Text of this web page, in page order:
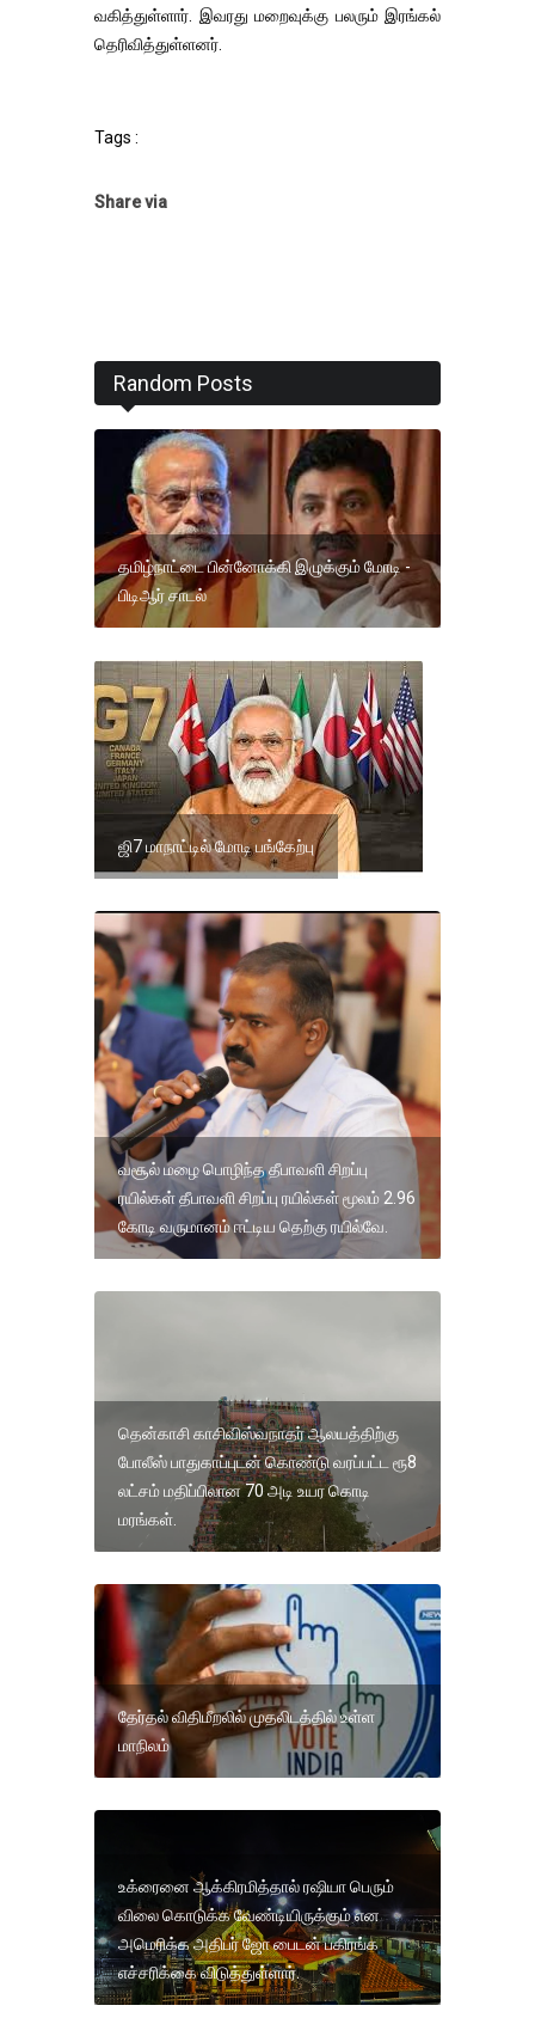
வகித்துள்ளார். இவரது மறைவுக்கு பலரும் இரங்கல்
தெரிவித்துள்ளனர்.
Tags :
Share via
Random Posts
தமிழ்நாட்டை பின்னோக்கி இழுக்கும் மோடி -
பிடிஆர் சாடல்
ஜி7 மாநாட்டில் மோடி பங்கேற்பு
வசூல் மழை பொழிந்த தீபாவளி சிறப்பு
ரயில்கள் தீபாவளி சிறப்பு ரயில்கள் மூலம் 2.96
கோடி வருமானம் ஈட்டிய தெற்கு ரயில்வே.
தென்காசி காசிவிஸ்வநாதர் ஆலயத்திற்கு
போலீஸ் பாதுகாப்புடன் கொண்டு வரப்பட்ட ரூ8
லட்சம் மதிப்பிலான 70 அடி உயர கொடி
மரங்கள்.
தேர்தல் விதிமீறலில் முதலிடத்தில் உள்ள
மாநிலம்
உக்ரைனை ஆக்கிரமித்தால் ரஷியா பெரும்
விலை கொடுக்க வேண்டியிருக்கும் என
அமெரிக்க அதிபர் ஜோ பைடன் பகிரங்க
எச்சரிக்கை விடுத்துள்ளார்.